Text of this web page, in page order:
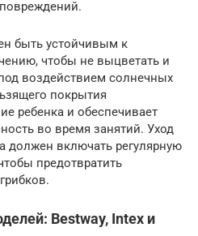
быть устойчивым к
чтобы не выцветать и
воздействием солнечных
покрытия
ребенка и обеспечивает
во время занятий. Уход
должен включать регулярную
предотвратить
Bestway, Intex и